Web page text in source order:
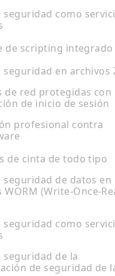
seguridad como
de scripting integrado
seguridad en archivos
de red protegidas con
de inicio de sesión
profesional contra
de cinta de todo tipo
seguridad de datos en
(Write-Once-
seguridad como
seguridad de la
de seguridad de